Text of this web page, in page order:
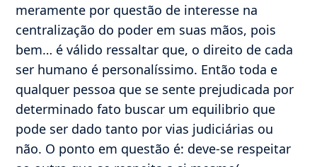
meramente por questão de interesse na
centralização do poder em suas mãos, pois
bem… é válido ressaltar que, o direito de cada
ser humano é personalíssimo. Então toda e
qualquer pessoa que se sente prejudicada por
determinado fato buscar um equilibrio que
pode ser dado tanto por vias judiciárias ou
não. O ponto em questão é: deve-se respeitar